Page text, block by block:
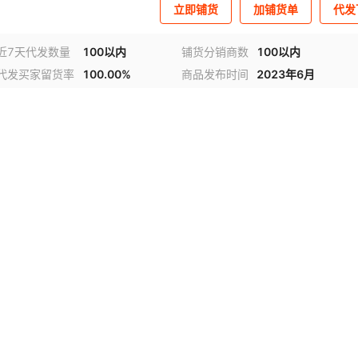
立即铺货 加铺货单 代
7天代发数量 100以内 铺货分销商数
100以内
发买家留货率
100.00% 商品发布时间 2023年6月